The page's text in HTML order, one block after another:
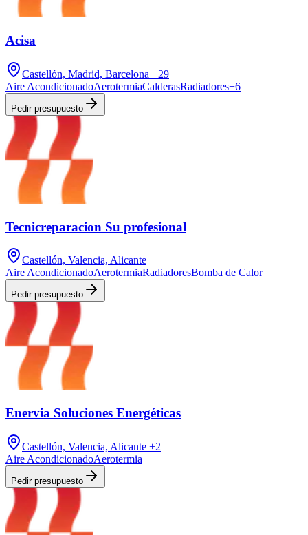
Acisa
Castellón, Madrid, Barcelona +29
Aire AcondicionadoAerotermiaCalderasRadiadores+6
Pedir presupuesto
Tecnicreparacion Su profesional
Castellón, Valencia, Alicante
Aire AcondicionadoAerotermiaRadiadoresBomba de Calor
Pedir presupuesto
Enervia Soluciones Energéticas
Castellón, Valencia, Alicante +2
Aire AcondicionadoAerotermia
Pedir presupuesto